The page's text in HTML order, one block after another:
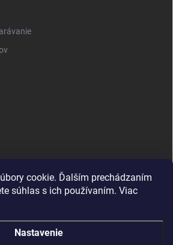
cookie. Ďalším prechádzaním
súhlas s ich používaním. Viac
Nastavenie